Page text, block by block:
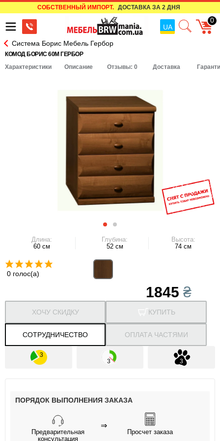
СОБСТВЕННЫЙ ИМПОРТ. ДОСТАВКА ЗА 2 ДНЯ
UA
0
Система Борис Мебель Гербор
КОМОД БОРИС 60M ГЕРБОР
Характеристики
Описание Отзывы: 0 Доставка
Длина:
60 см
Глубина:
52 см
Высота:
74 см
0 голос(а)
1845₴
КУПИТЬ
СОТРУДНИЧЕСТВО
ХОЧУ СКИДКУ
ОПЛАТА ЧАСТЯМИ
ПОРЯДОК ВЫПОЛНЕНИЯ ЗАКАЗА
Предварительная
консультация
⇒
Просчет заказа